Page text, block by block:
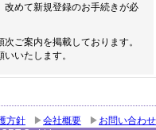
改めて新規登録のお手続きが必
ご案内を掲載しております。
いたします。
方針 会社概要
お問い合わせ